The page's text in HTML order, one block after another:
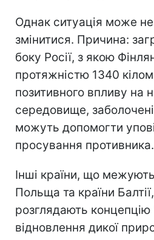
Однак ситуація може
змінитися. Причина:
боку Росії, з якою
протяжністю 1340
позитивного впливу на
середовище,
можуть допомогти
просування противника.
Інші країни, що
Польща та країни
розглядають
відновлення дикої